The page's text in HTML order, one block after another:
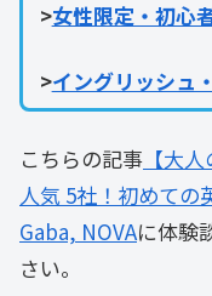
>女性限定・初心
>イングリッシュ
こちらの記事 【大
人気 5社！初めての
Gaba, NOVAに体験
さい。